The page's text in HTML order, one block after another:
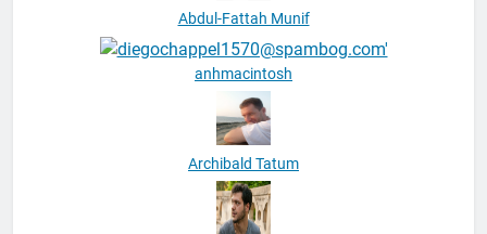
Abdul-Fattah Munif
anhmacintosh
Archibald Tatum